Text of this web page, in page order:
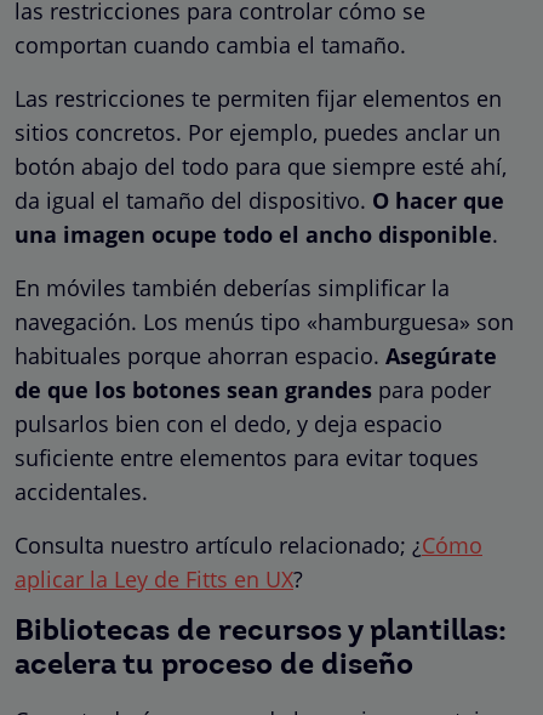
las restricciones para controlar cómo se
comportan cuando cambia el tamaño.
Las restricciones te permiten fijar elementos en
sitios concretos. Por ejemplo, puedes anclar un
botón abajo del todo para que siempre esté ahí,
da igual el tamaño del dispositivo. O hacer que
una imagen ocupe todo el ancho disponible.
En móviles también deberías simplificar la
navegación. Los menús tipo «hamburguesa» son
habituales porque ahorran espacio. Asegúrate
de que los botones sean grandes para poder
pulsarlos bien con el dedo, y deja espacio
suficiente entre elementos para evitar toques
accidentales.
Consulta nuestro artículo relacionado; ¿Cómo
aplicar la Ley de Fitts en UX?
Bibliotecas de recursos y plantillas:
acelera tu proceso de diseño